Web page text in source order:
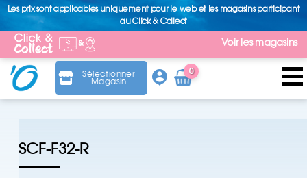
Les prix sont applicables uniquement pour le web et les magasins participant
au Click & Collect
Voir les magasins
Sélectionner
Magasin
0
Arti
cle
SCF-F32-R